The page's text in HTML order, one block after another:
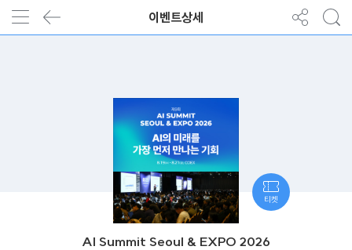
이벤트상세
AI Summit Seoul & EXPO 2026
티켓